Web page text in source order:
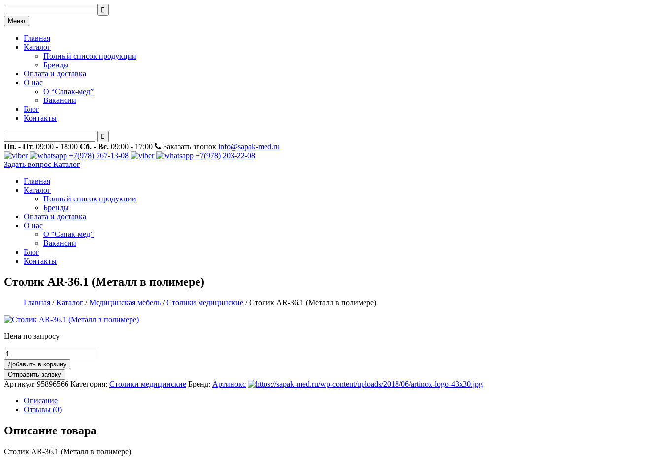
Меню
Главная
Каталог
Полный список продукции
Бренды
Оплата и доставка
О нас
О “Сапак-мед”
Вакансии
Блог
Контакты
Пн. - Пт. 09:00 - 18:00 Сб. - Вс. 09:00 - 17:00 Заказать звонок info@sapak-med.ru
+7(978) 767-13-08
+7(978) 203-22-08
Задать вопрос Каталог
Главная
Каталог
Полный список продукции
Бренды
Оплата и доставка
О нас
О “Сапак-мед”
Вакансии
Блог
Контакты
Столик AR-36.1 (Металл в полимере)
Главная /Каталог /Медицинская мебель /Столики медицинские / Столик AR-36.1 (Металл в полимере)
Цена по запросу
Добавить в корзину
Артикул: 95896566 Категория: Столики медицинские Бренд: Артинокс
Описание
Отзывы (0)
Описание товара
Столик AR-36.1 (Металл в полимере)